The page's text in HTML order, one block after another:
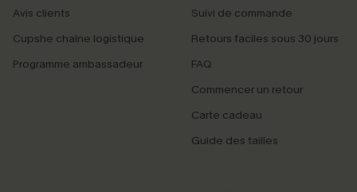
Avis clients
Cupshe chaîne logistique
Programme ambassadeur
Suivi de commande
Retours faciles sous 30 jours
FAQ
Commencer un retour
Carte cadeau
Guide des tailles